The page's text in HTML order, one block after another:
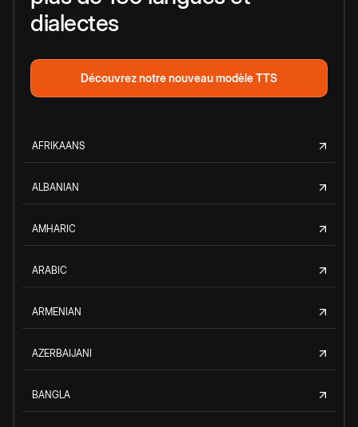
dialectes
Découvrez notre nouveau modèle TTS
AFRIKAANS
ALBANIAN
AMHARIC
ARABIC
ARMENIAN
AZERBAIJANI
BANGLA